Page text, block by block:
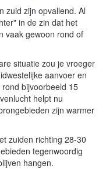
zuid zijn opvallend. Al
in de zin dat het
vaak gewoon rond of
situatie zou je vroeger
aanvoer en
bijvoorbeeld 15
helpt nu
zijn warmer
zuiden richting 28-30
tegenwoordig
hangen.